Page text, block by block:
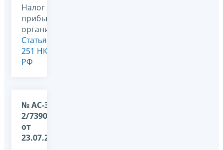
Налог на
прибыль
организаций,
Статья
251 НК
РФ
№ АС-37-
2/7390@
от
23.07.2010